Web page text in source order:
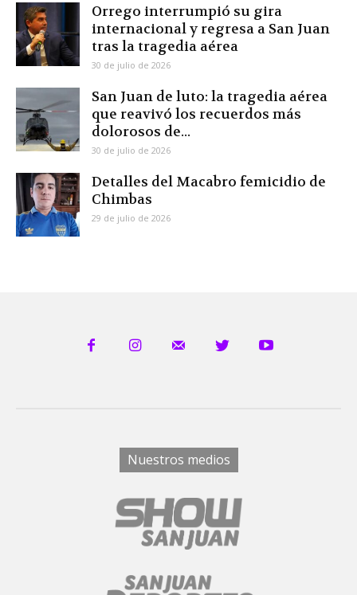
Orrego interrumpió su gira
internacional y regresa a San Juan
tras la tragedia aérea
30 de julio de 2026
San Juan de luto: la tragedia aérea
que reavivó los recuerdos más
dolorosos de...
30 de julio de 2026
Detalles del Macabro femicidio de
Chimbas
29 de julio de 2026
Nuestros medios